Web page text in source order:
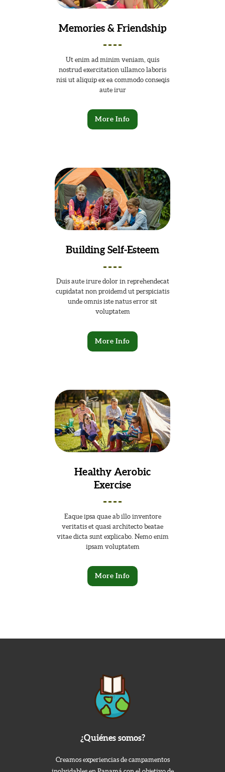
Memories & Friendship
Ut enim ad minim veniam, quis
nostrud exercitation ullamco laboris
nisi ut aliquip ex ea commodo conseqis
aute irur
More Info
Building Self-Esteem
Duis aute irure dolor in reprehendecat
cupidatat non proidemd ut perspiciatis
unde omnis iste natus error sit
voluptatem
More Info
Healthy Aerobic
Exercise
Eaque ipsa quae ab illo inventore
veritatis et quasi architecto beatae
vitae dicta sunt explicabo. Nemo enim
ipsam voluptatem
More Info
¿Quiénes somos?
Creamos experiencias de campamentos